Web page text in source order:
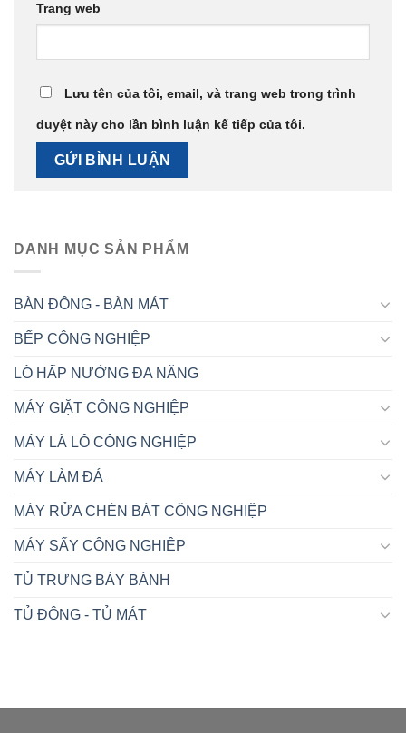
Trang web
Lưu tên của tôi, email, và trang web trong trình
duyệt này cho lần bình luận kế tiếp của tôi.
DANH MỤC SẢN PHẨM
BÀN ĐÔNG - BÀN MÁT
BẾP CÔNG NGHIỆP
LÒ HẤP NƯỚNG ĐA NĂNG
MÁY GIẶT CÔNG NGHIỆP
MÁY LÀ LÔ CÔNG NGHIỆP
MÁY LÀM ĐÁ
MÁY RỬA CHÉN BÁT CÔNG NGHIỆP
MÁY SẤY CÔNG NGHIỆP
TỦ TRƯNG BÀY BÁNH
TỦ ĐÔNG - TỦ MÁT